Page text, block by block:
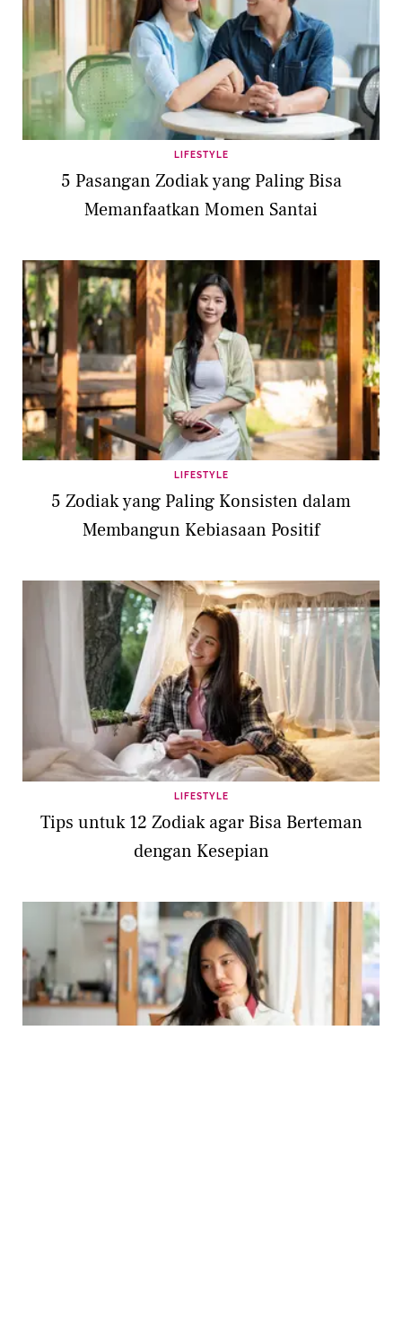
LIFESTYLE
5 Pasangan Zodiak yang Paling Bisa
Memanfaatkan Momen Santai
LIFESTYLE
5 Zodiak yang Paling Konsisten dalam
Membangun Kebiasaan Positif
LIFESTYLE
Tips untuk 12 Zodiak agar Bisa Berteman
dengan Kesepian